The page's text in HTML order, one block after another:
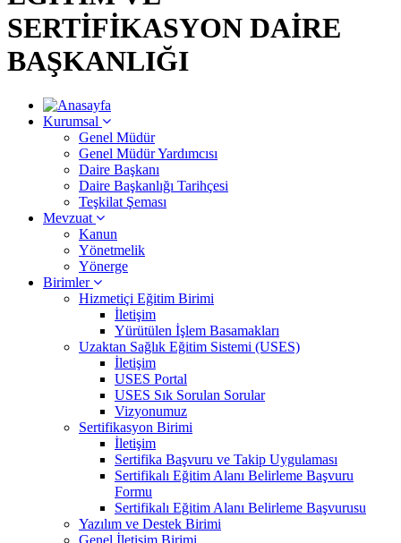
SERTİFİKASYON DAİRE
BAŞKANLIĞI
Kurumsal
Genel Müdür
Genel Müdür Yardımcısı
Daire Başkanı
Daire Başkanlığı Tarihçesi
Teşkilat Şeması
Mevzuat
Kanun
Yönetmelik
Yönerge
Birimler
Hizmetiçi Eğitim Birimi
İletişim
Yürütülen İşlem Basamakları
Uzaktan Sağlık Eğitim Sistemi (USES)
İletişim
USES Portal
USES Sık Sorulan Sorular
Vizyonumuz
Sertifikasyon Birimi
İletişim
Sertifika Başvuru ve Takip Uygulaması
Sertifikalı Eğitim Alanı Belirleme Başvuru
Formu
Sertifikalı Eğitim Alanı Belirleme Başvurusu
Yazılım ve Destek Birimi
Genel İletişim Birimi